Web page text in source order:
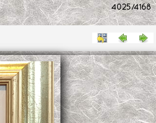
4025/4168